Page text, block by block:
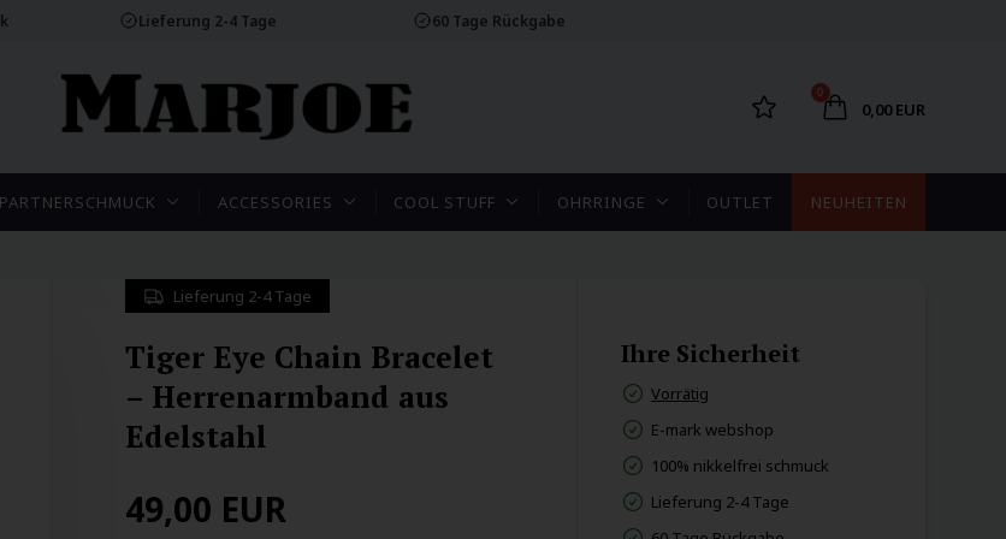
Lieferung 2-4 Tage 60 Tage Rückgabe
0
0,00 EUR
PARTNERSCHMUCK ACCESSORIES COOL STUFF OHRRINGE OUTLET NEUHEITEN
Lieferung 2-4 Tage
Tiger Eye Chain Bracelet
– Herrenarmband aus
Edelstahl
49,00 EUR
Ihre Sicherheit
Vorrätig
E-mark webshop
100% nikkelfrei schmuck
Lieferung 2-4 Tage